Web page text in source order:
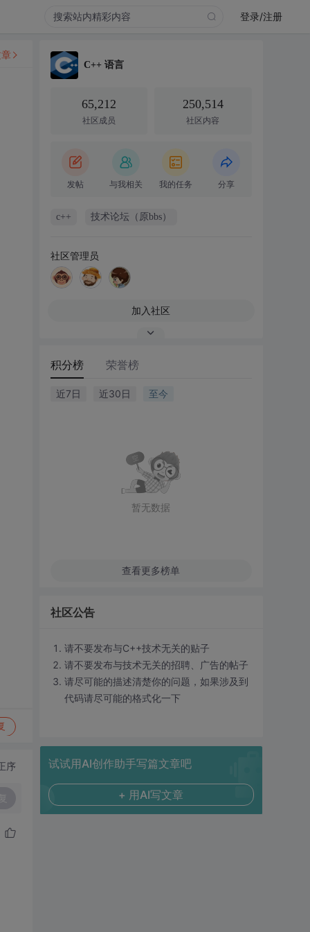
登录/注册
序
C++ 语言
65,212
社区成员
250,514
社区内容
发帖 与我相关 我的任务 分享
c++ 技术论坛（原bbs）
社区管理员
加入社区
积分榜 荣誉榜
近7日 近30日 至今
暂无数据
查看更多榜单
社区公告
请不要发布与C++技术无关的贴子
请不要发布与技术无关的招聘、广告的帖子
请尽可能的描述清楚你的问题，如果涉及到
代码请尽可能的格式化一下
试试用AI创作助手写篇文章吧
+ 用AI写文章